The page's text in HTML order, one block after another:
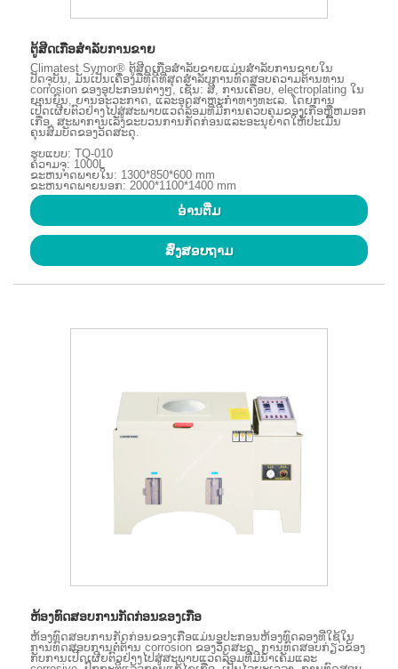
ຕູ້ສີດເກືອສໍາລັບການຂາຍ
Climatest Symor® ຕູ້ສີດເກືອສໍາລັບຂາຍແມ່ນສໍາລັບການຂາຍໃນ
ປັດຈຸບັນ, ມັນເປັນເຄື່ອງມືທີ່ດີທີ່ສຸດສໍາລັບການທົດສອບຄວາມຕ້ານທານ
corrosion ຂອງອຸປະກອນຕ່າງໆ, ເຊັ່ນ: ສີ, ການເຄືອບ, electroplating ໃນ
ຍານຍົນ, ຍານອະວະກາດ, ແລະອຸດສາຫະກໍາທາງທະເລ. ໂດຍການ
ເປີດເຜີຍຕົວຢ່າງໄປສູ່ສະພາບແວດລ້ອມທີ່ມີການຄວບຄຸມຂອງເກືອຫຼືຫມອກ
ເກືອ, ສະພາການເລັ່ງຂະບວນການກັດກ່ອນແລະອະນຸຍາດໃຫ້ປະເມີນ
ຄຸນສົມບັດຂອງວັດສະດຸ.
ຮູບແບບ: TQ-010
ຄວາມຈຸ: 1000L
ຂະຫນາດພາຍໃນ: 1300*850*600 mm
ຂະຫນາດພາຍນອກ: 2000*1100*1400 mm
ອ່ານ​ຕື່ມ
ສົ່ງສອບຖາມ
ຫ້ອງທົດສອບການກັດກ່ອນຂອງເກືອ
ຫ້ອງທົດສອບການກັດກ່ອນຂອງເກືອແມ່ນອຸປະກອນຫ້ອງທົດລອງທີ່ໃຊ້ໃນ
ການທົດສອບການຕໍ່ຕ້ານ corrosion ຂອງວັດສະດຸ. ການທົດສອບກ່ຽວຂ້ອງ
ກັບການເປີດເຜີຍຕົວຢ່າງໄປສູ່ສະພາບແວດລ້ອມທີ່ມີນ້ໍາເຄັມແລະ